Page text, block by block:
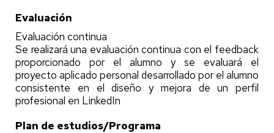
Evaluación
Evaluación continua
Se realizará una evaluación continua con el feedback
proporcionado por el alumno y se evaluará el
proyecto aplicado personal desarrollado por el alumno
consistente en el diseño y mejora de un perfil
profesional en LinkedIn
Plan de estudios/Programa